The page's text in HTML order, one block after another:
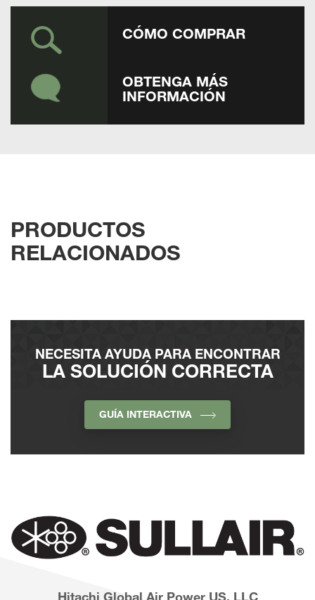
CÓMO COMPRAR
OBTENGA MÁS
INFORMACIÓN
PRODUCTOS
RELACIONADOS
NECESITA AYUDA PARA ENCONTRAR
LA SOLUCIÓN CORRECTA
GUÍA INTERACTIVA
Hitachi Global Air Power US, LLC